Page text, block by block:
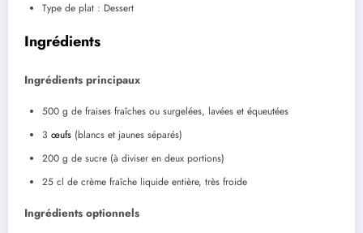
Type de plat : Dessert
Ingrédients
Ingrédients principaux
500 g de fraises fraîches ou surgelées, lavées et équeutées
3 œufs (blancs et jaunes séparés)
200 g de sucre (à diviser en deux portions)
25 cl de crème fraîche liquide entière, très froide
Ingrédients optionnels